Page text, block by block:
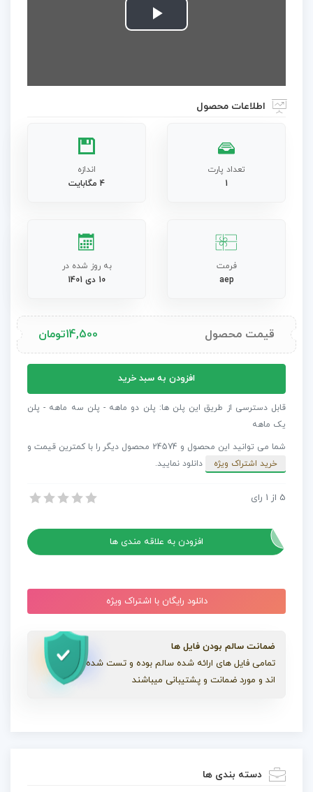
Play
اطلاعات محصول
تعداد پارت
1
اندازه
4 مگابایت
فرمت
aep
به روز شده در
10 دی 1401
قیمت محصول 14,500تومان
بوم
شناسی
زمینه
عدد
افزودن به سبد خرید
قابل دسترسی از طریق این پلن ها: پلن دو ماهه - پلن سه ماهه - پلن
یک ماهه
شما می توانید این محصول و 24574 محصول دیگر را با کمترین قیمت و
خرید اشتراک ویژه
دانلود نمایید.
پروژه افترافکت بوم شناسی – پس زمینه انیمیشن
5 از 1 رای
افزودن به علاقه مندی ها
دانلود رایگان با اشتراک ویژه
ضمانت سالم بودن فایل ها
تمامی فایل های ارائه شده سالم بوده و تست شده
اند و مورد ضمانت و پشتیبانی میباشند
دسته بندی ها